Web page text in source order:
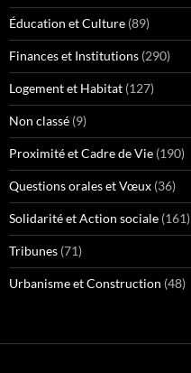
Éducation et Culture (89)
Finances et Institutions (290)
Logement et Habitat (127)
Non classé (9)
Proximité et Cadre de Vie (190)
Questions orales et Vœux (36)
Solidarité et Action sociale (161)
Tribunes (71)
Urbanisme et Construction (48)